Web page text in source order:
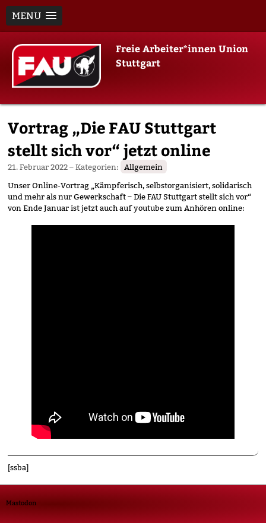
MENU
content
Freie Arbeiter*innen Union
Stuttgart
Vortrag „Die FAU Stuttgart
stellt sich vor“ jetzt online
21. Februar 2022– Kategorien:
Allgemein
Unser Online-Vortrag „Kämpferisch, selbstorganisiert, solidarisch
und mehr als nur Gewerkschaft – Die FAU Stuttgart stellt sich vor“
von Ende Januar ist jetzt auch auf youtube zum Anhören online:
[ssba]
Mastodon